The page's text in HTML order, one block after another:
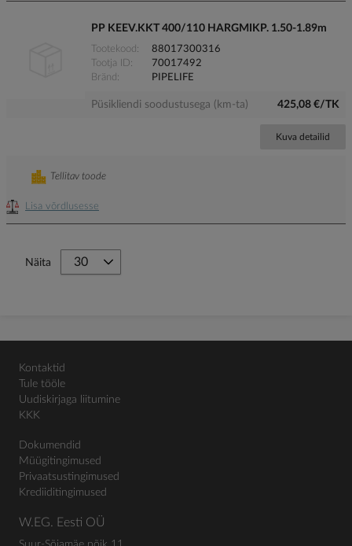
PP KEEV.KKT 400/110 HARGMIKP. 1.50-1.89m
Tootekood
88017300316
Tootja ID
70017492
Bränd
PIPELIFE
Püsikliendi soodustusega (km-ta) 425,08 €/TK
Kuva detailid
Lisa võrdlusesse
Tellitav toode
Näita
Kontaktid
Tule tööle
Uudiskirjaga liitumine
KKK
Dokumendid
Müügitingimused
Privaatsustingimused
Krediiditingimused
W.EG. Eesti OÜ